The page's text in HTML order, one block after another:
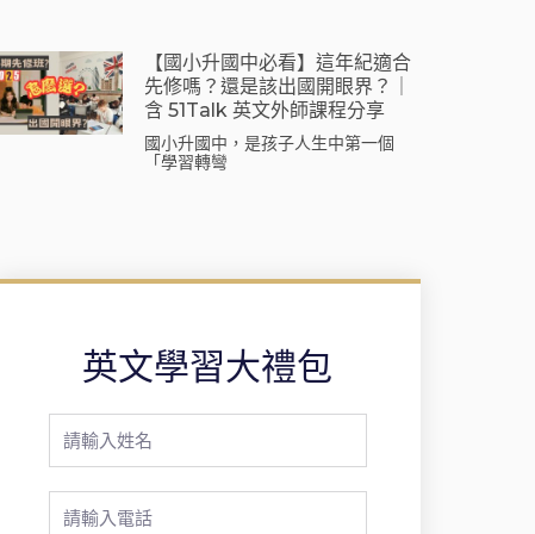
【國小升國中必看】這年紀適合
先修嗎？還是該出國開眼界？｜
含 51Talk 英文外師課程分享
國小升國中，是孩子人生中第一個
「學習轉彎
英文學習大禮包
Full
Name
Phone